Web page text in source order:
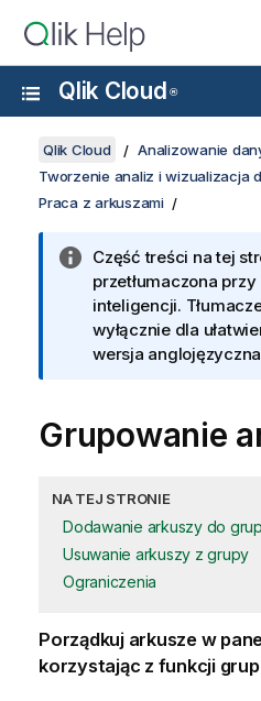
Qlik Cloud ®
Qlik Cloud
Analizowanie
Tworzenie analiz i wizualizacja
Praca z arkuszami
Część treści na tej
przetłumaczona
inteligencji.
wyłącznie dla
wersja
Grupowanie
NA TEJ STRONIE
Dodawanie arkuszy do
Usuwanie arkuszy z grupy
Ograniczenia
Porządkuj arkusze w
korzystając z funkcji